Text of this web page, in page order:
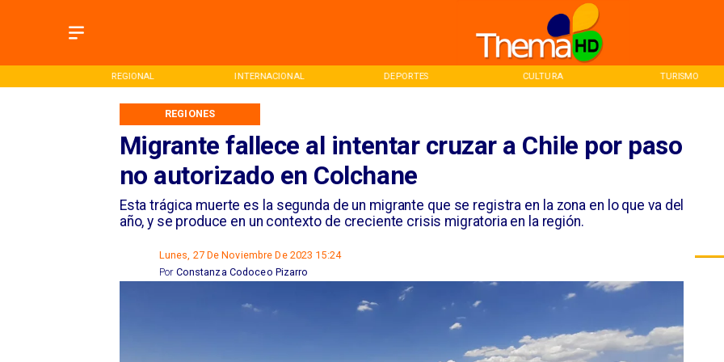
INTERNACIONAL DEPORTES CULTURA TURISMO INICIO
Migrante fallece al intentar cruzar a Chile por paso
no autorizado en Colchane
​Esta trágica muerte es la segunda de un migrante que se registra en la zona en lo que va del
año, y se produce en un contexto de creciente crisis migratoria en la región.
REGIONES
Lunes, 27 De Noviembre De 2023 15:24
Constanza Codoceo Pizarro
Por